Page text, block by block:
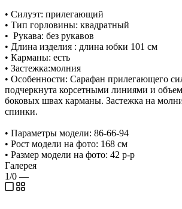
• Силуэт: прилегающий
• Тип горловины: квадратный
• Рукава: без рукавов
• Длина изделия : длина юбки 101 см
• Карманы: есть
• Застежка:молния
• Особенности: Сарафан прилегающего
подчеркнута корсетными линиями и
боковых швах карманы. Застежка на
спинки.
• Параметры модели: 86-66-94
• Рост модели на фото: 168 см
• Размер модели на фото: 42 р-р
Галерея
1/0 —